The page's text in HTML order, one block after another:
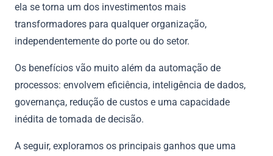
ela se torna um dos investimentos mais
transformadores para qualquer organização,
independentemente do porte ou do setor.
Os benefícios vão muito além da automação de
processos: envolvem eficiência, inteligência de dados,
governança, redução de custos e uma capacidade
inédita de tomada de decisão.
A seguir, exploramos os principais ganhos que uma